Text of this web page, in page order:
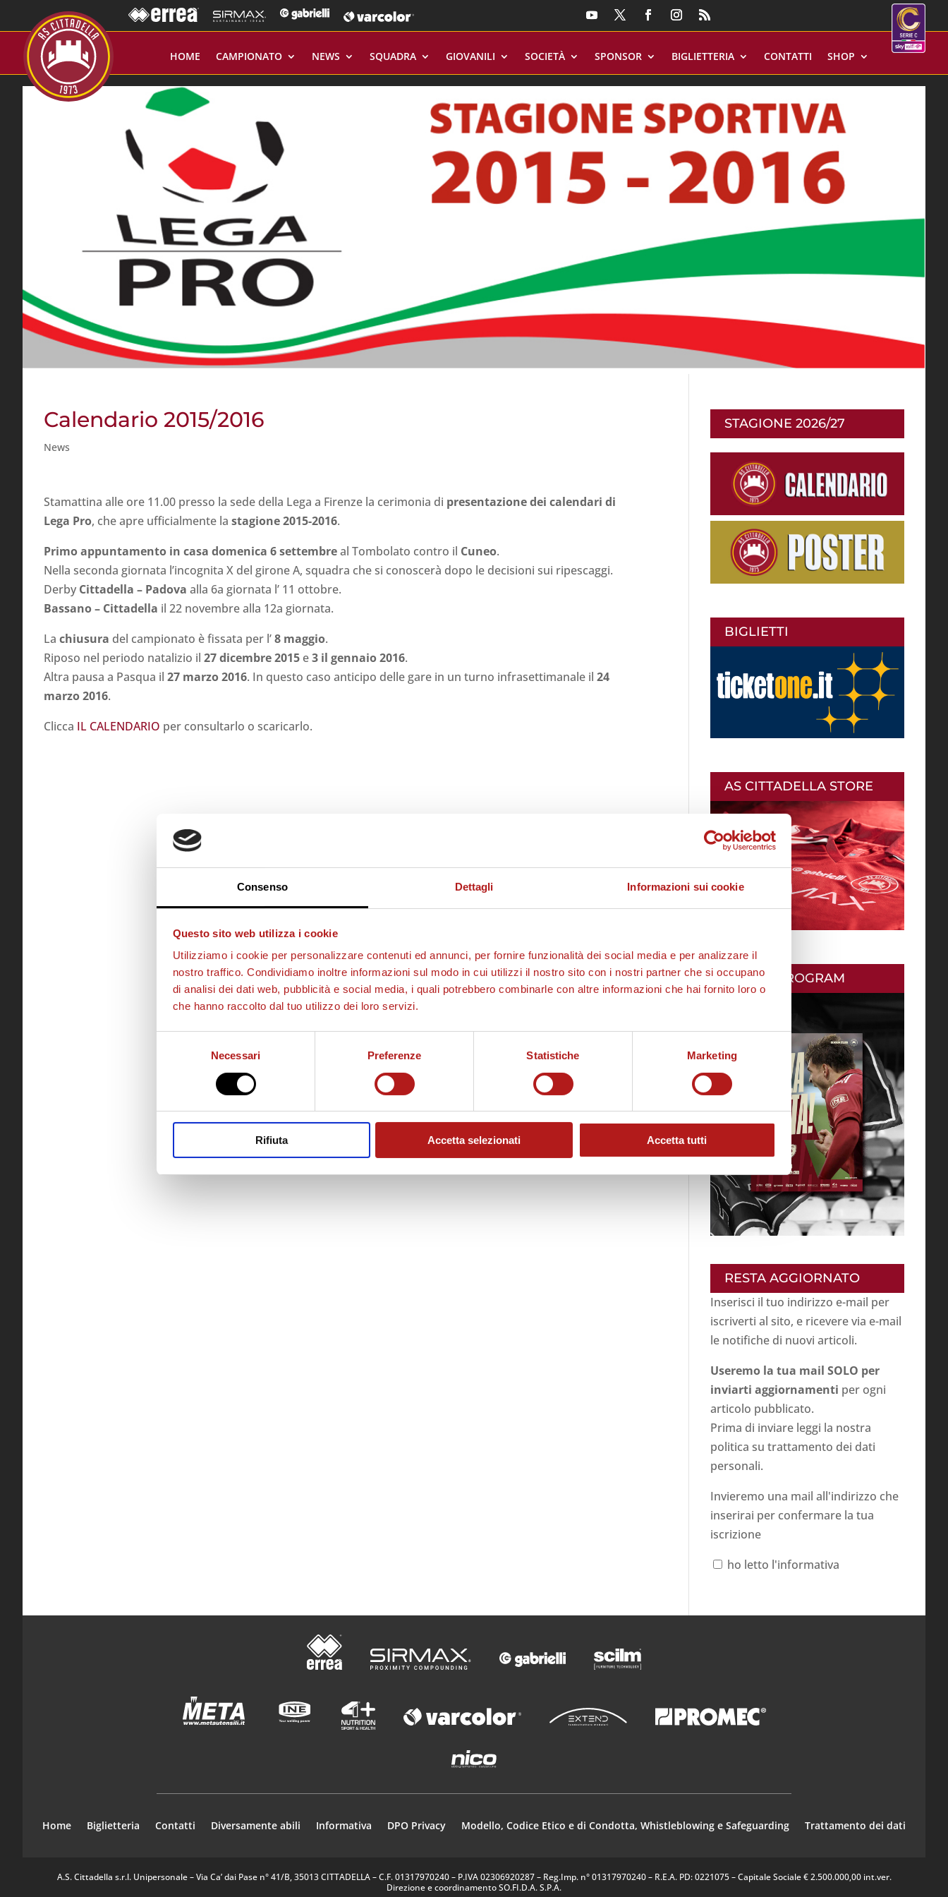
Consenso Dettagli Informazioni sui cookie
Questo sito web utilizza i cookie
Utilizziamo i cookie per personalizzare contenuti ed annunci, per fornire funzionalità dei social media e per analizzare il
nostro traffico. Condividiamo inoltre informazioni sul modo in cui utilizzi il nostro sito con i nostri partner che si occupano
di analisi dei dati web, pubblicità e social media, i quali potrebbero combinarle con altre informazioni che hai fornito loro o
che hanno raccolto dal tuo utilizzo dei loro servizi.
Necessari Preferenze Statistiche Marketing
Rifiuta Accetta selezionati Accetta tutti
HOME CAMPIONATO NEWS SQUADRA GIOVANILI SOCIETÀ SPONSOR BIGLIETTERIA CONTATTI SHOP
Calendario 2015/2016
News
Stamattina alle ore 11.00 presso la sede della Lega a Firenze la cerimonia di presentazione dei calendari di
Lega Pro, che apre ufficialmente la stagione 2015-2016.
Primo appuntamento in casa domenica 6 settembreal Tombolato contro il Cuneo.
Nella seconda giornata l’incognita X del girone A, squadra che si conoscerà dopo le decisioni sui ripescaggi.
Derby Cittadella – Padova alla 6a giornata l’ 11 ottobre.
Bassano – Cittadella il 22 novembre alla 12a giornata.
La chiusura del campionato è fissata per l’8 maggio.
Riposo nel periodo natalizio il 27 dicembre 2015 e3 il gennaio 2016.
Altra pausa a Pasqua il 27 marzo 2016. In questo caso anticipo delle gare in un turno infrasettimanale il 24
marzo 2016.
Clicca IL CALENDARIO per consultarlo o scaricarlo.
STAGIONE 2026/27
BIGLIETTI
AS CITTADELLA STORE
MATCH PROGRAM
RESTA AGGIORNATO
Inserisci il tuo indirizzo e-mail per
iscriverti al sito, e ricevere via e-mail
le notifiche di nuovi articoli.
Useremo la tua mail SOLO per
inviarti aggiornamenti per ogni
articolo pubblicato.
Prima di inviare leggi la nostra
politica su trattamento dei dati
personali.
Invieremo una mail all'indirizzo che
inserirai per confermare la tua
iscrizione
ho letto l'informativa
Home Biglietteria Contatti Diversamente abili Informativa DPO Privacy Modello, Codice Etico e di Condotta, Whistleblowing e Safeguarding Trattamento dei dati
A.S. Cittadella s.r.l. Unipersonale – Via Ca’ dai Pase n° 41/B, 35013 CITTADELLA – C.F. 01317970240 – P.IVA 02306920287 – Reg.Imp. n° 01317970240 – R.E.A. PD: 0221075 – Capitale Sociale € 2.500.000,00 int.ver.
Direzione e coordinamento SO.FI.D.A. S.P.A.